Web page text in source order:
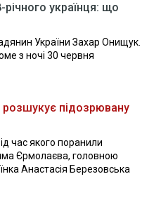
українця: що
України Захар Онищук.
з ночі 30 червня
підозрювану
час якого поранили
Єрмолаєва, головною
Анастасія Березовська